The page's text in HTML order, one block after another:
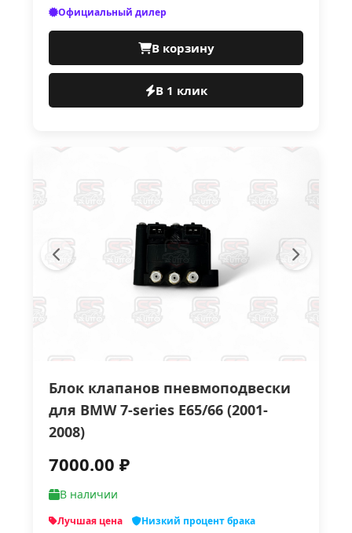
Официальный дилер
В корзину
В 1 клик
Блок клапанов пневмоподвески
для BMW 7-series E65/66 (2001-
2008)
7000.00 ₽
В наличии
Лучшая цена Низкий процент брака